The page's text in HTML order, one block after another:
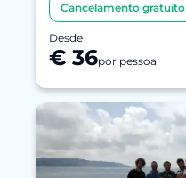
Cancelamento gratuito
Desde
€ 36por pessoa